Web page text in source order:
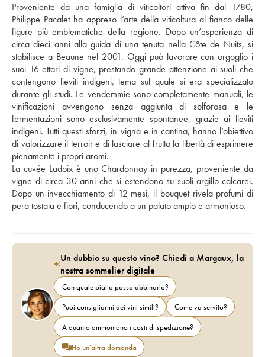
Proveniente da una famiglia di viticoltori attiva fin dal 1780,
Philippe Pacalet ha appreso l’arte della viticoltura al fianco delle
figure più emblematiche della regione. Dopo un’esperienza di
circa dieci anni alla guida di una tenuta nella Côte de Nuits, si
stabilisce a Beaune nel 2001. Oggi può lavorare con orgoglio i
suoi 16 ettari di vigne, prestando grande attenzione ai suoli che
contengono lieviti indigeni, tema sul quale si era specializzato
durante gli studi. Le vendemmie sono completamente manuali, le
vinificazioni avvengono senza aggiunta di solforosa e le
fermentazioni sono esclusivamente spontanee, grazie ai lieviti
indigeni. Tutti questi sforzi, in vigna e in cantina, hanno l’obiettivo
di valorizzare il terroir e di lasciare al frutto la libertà di esprimere
pienamente i propri aromi.
La cuvée Ladoix è uno Chardonnay in purezza, proveniente da
vigne di circa 30 anni che si estendono su suoli argillo-calcarei.
Dopo un invecchiamento di 12 mesi, il bouquet rivela profumi di
pera tostata e fiori, conducendo a un palato ampio e armonioso.
Un dubbio su questo vino? Chiedi a Margaux, la
nostra sommelier digitale
Con quale piatto posso abbinarlo?
Puoi consigliarmi dei vini simili?
Come va servito?
A quanto ammontano i costi di spedizione?
Ho un'altra domanda